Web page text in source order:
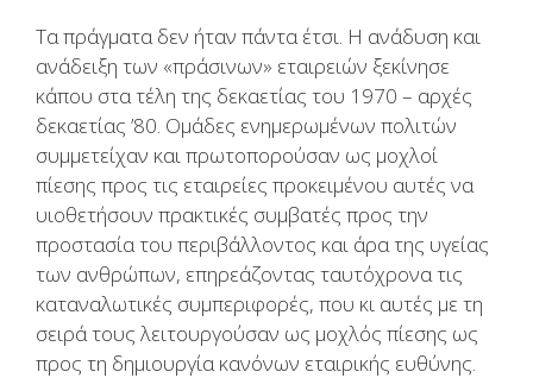
Τα πράγματα δεν ήταν πάντα έτσι. Η ανάδυση και
ανάδειξη των «πράσινων» εταιρειών ξεκίνησε
κάπου στα τέλη της δεκαετίας του 1970 – αρχές
δεκαετίας ’80. Ομάδες ενημερωμένων πολιτών
συμμετείχαν και πρωτοπορούσαν ως μοχλοί
πίεσης προς τις εταιρείες προκειμένου αυτές να
υιοθετήσουν πρακτικές συμβατές προς την
προστασία του περιβάλλοντος και άρα της υγείας
των ανθρώπων, επηρεάζοντας ταυτόχρονα τις
καταναλωτικές συμπεριφορές, που κι αυτές με τη
σειρά τους λειτουργούσαν ως μοχλός πίεσης ως
προς τη δημιουργία κανόνων εταιρικής ευθύνης.